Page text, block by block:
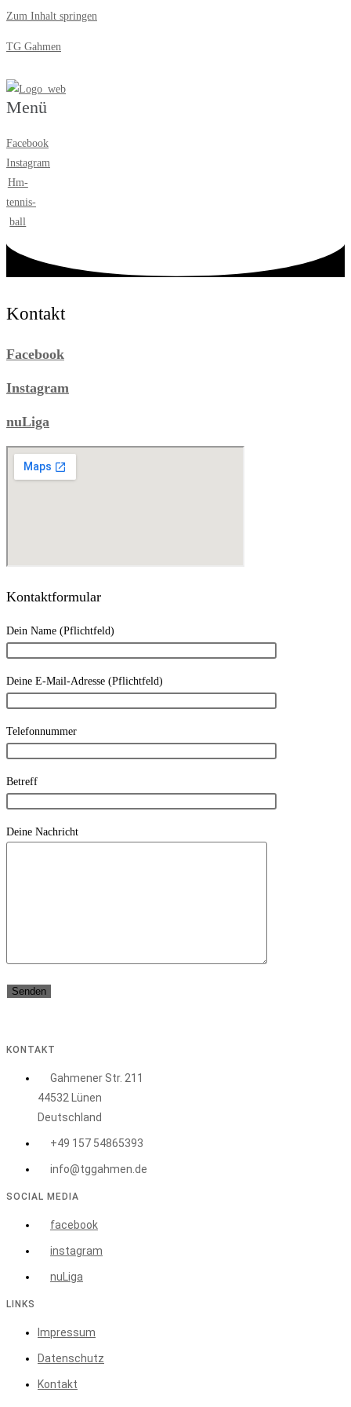
Zum Inhalt springen
TG Gahmen
Menü
Facebook
Instagram
Hm-
tennis-
ball
Kontakt
Facebook
Instagram
nuLiga
Kontaktformular
Dein Name (Pflichtfeld)
Deine E-Mail-Adresse (Pflichtfeld)
Telefonnummer
Betreff
Deine Nachricht
KONTAKT
Gahmener Str. 211
44532 Lünen
Deutschland
+49 157 54865393
info@tggahmen.de
SOCIAL MEDIA
facebook
instagram
nuLiga
LINKS
Impressum
Datenschutz
Kontakt